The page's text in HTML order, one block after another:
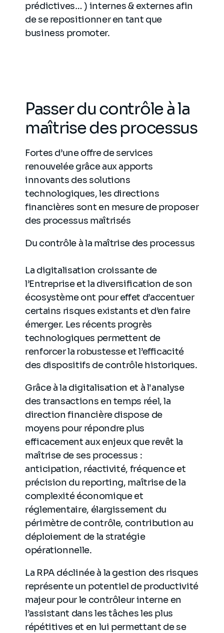
prédictives… ) internes & externes afin
de se repositionner en tant que
business promoter.
Passer du contrôle à la
maîtrise des processus
Fortes d’une offre de services
renouvelée grâce aux apports
innovants des solutions
technologiques, les directions
financières sont en mesure de proposer
des processus maîtrisés
Du contrôle à la maîtrise des processus
La digitalisation croissante de
l’Entreprise et la diversification de son
écosystème ont pour effet d’accentuer
certains risques existants et d’en faire
émerger. Les récents progrès
technologiques permettent de
renforcer la robustesse et l’efficacité
des dispositifs de contrôle historiques.
Grâce à la digitalisation et à l'analyse
des transactions en temps réel, la
direction financière dispose de
moyens pour répondre plus
efficacement aux enjeux que revêt la
maîtrise de ses processus :
anticipation, réactivité, fréquence et
précision du reporting, maîtrise de la
complexité économique et
réglementaire, élargissement du
périmètre de contrôle, contribution au
déploiement de la stratégie
opérationnelle.
La RPA déclinée à la gestion des risques
représente un potentiel de productivité
majeur pour le contrôleur interne en
l’assistant dans les tâches les plus
répétitives et en lui permettant de se